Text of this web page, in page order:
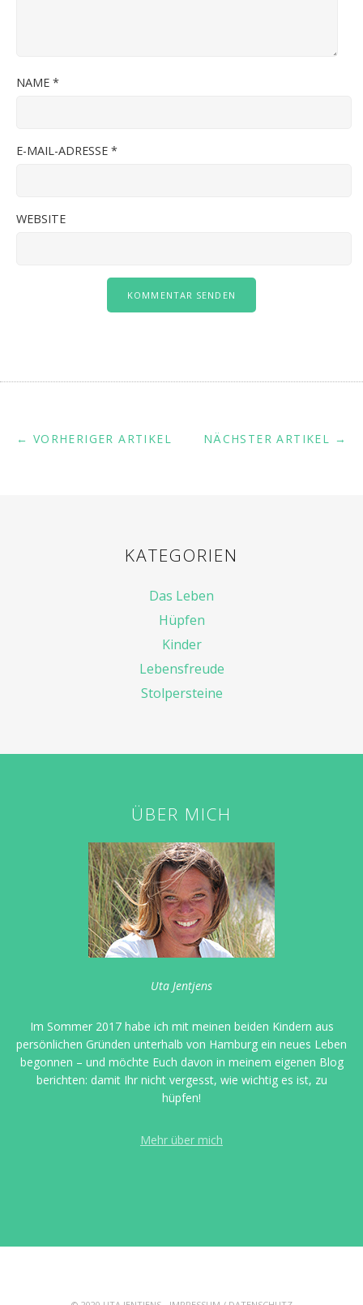
NAME *
E-MAIL-ADRESSE *
WEBSITE
NÄCHSTER ARTIKEL →
← VORHERIGER ARTIKEL
KATEGORIEN
Das Leben
Hüpfen
Kinder
Lebensfreude
Stolpersteine
ÜBER MICH
Uta Jentjens
Im Sommer 2017 habe ich mit meinen beiden Kindern aus
persönlichen Gründen unterhalb von Hamburg ein neues Leben
begonnen – und möchte Euch davon in meinem eigenen Blog
berichten: damit Ihr nicht vergesst, wie wichtig es ist, zu
hüpfen!
Mehr über mich